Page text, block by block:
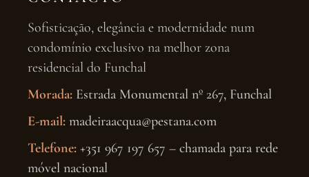
Sofisticação, elegância e modernidade num
condomínio exclusivo na melhor zona
residencial do Funchal
Morada: Estrada Monumental nº 267, Funchal
E-mail: madeiraacqua@pestana.com
Telefone: +351 967 197 657 – chamada para rede
móvel nacional